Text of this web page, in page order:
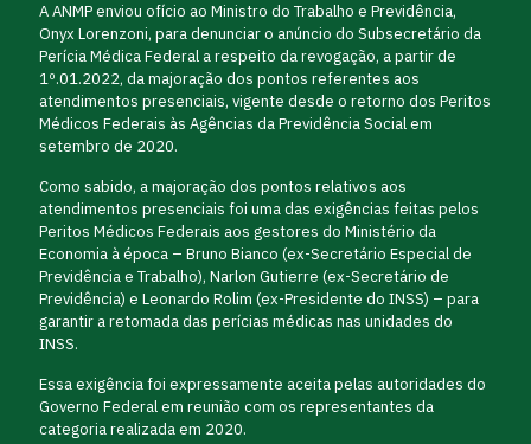
A ANMP enviou ofício ao Ministro do Trabalho e Previdência,
Onyx Lorenzoni, para denunciar o anúncio do Subsecretário da
Perícia Médica Federal a respeito da revogação, a partir de
1º.01.2022, da majoração dos pontos referentes aos
atendimentos presenciais, vigente desde o retorno dos Peritos
Médicos Federais às Agências da Previdência Social em
setembro de 2020.
Como sabido, a majoração dos pontos relativos aos
atendimentos presenciais foi uma das exigências feitas pelos
Peritos Médicos Federais aos gestores do Ministério da
Economia à época – Bruno Bianco (ex-Secretário Especial de
Previdência e Trabalho), Narlon Gutierre (ex-Secretário de
Previdência) e Leonardo Rolim (ex-Presidente do INSS) – para
garantir a retomada das perícias médicas nas unidades do
INSS.
Essa exigência foi expressamente aceita pelas autoridades do
Governo Federal em reunião com os representantes da
categoria realizada em 2020.